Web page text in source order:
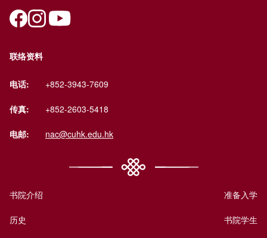
联络资料
电话: +852-3943-7609
传真: +852-2603-5418
电邮: nac@cuhk.edu.hk
书院介绍
历史
准备入学
书院学生